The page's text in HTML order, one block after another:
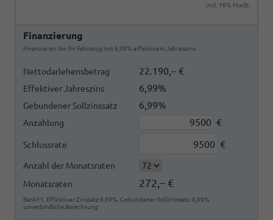
incl. 19% MwSt.
Finanzierung
Finanzieren Sie Ihr Fahrzeug mit 6,99% effektivem Jahreszins
Nettodarlehensbetrag 22.190,– €
Effektiver Jahreszins 6,99%
Gebundener Sollzinssatz 6,99%
Anzahlung €
Schlussrate €
Anzahl der Monatsraten
Monatsraten
272,– €
Bank11. Effektiver Zinssatz:6,99%, Gebundener Sollzinssatz: 6,99%
unverbindliche Berechnung